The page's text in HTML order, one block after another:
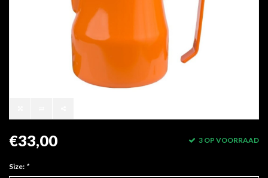
€33,00 3 OP VOORRAAD
Size: *